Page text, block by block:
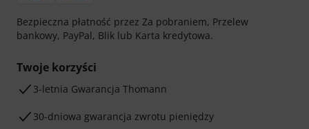
Bezpieczna płatność przez Za pobraniem, Przelew
bankowy, PayPal, Blik lub Karta kredytowa.
Twoje korzyści
3-letnia Gwarancja Thomann
30-dniowa gwarancja zwrotu pieniędzy